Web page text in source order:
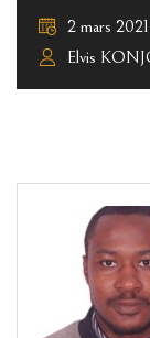
2 mars 2021
Elvis